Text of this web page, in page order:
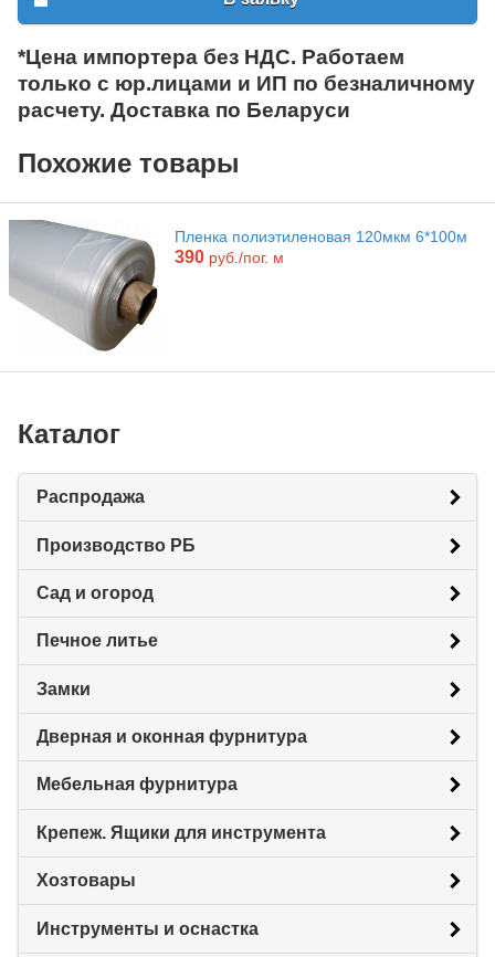
*Цена импортера без НДС. Работаем
только с юр.лицами и ИП по безналичному
расчету. Доставка по Беларуси
Похожие товары
Пленка полиэтиленовая 120мкм 6*100м
390 руб./пог. м
Каталог
Распродажа
Производство РБ
Сад и огород
Печное литье
Замки
Дверная и оконная фурнитура
Мебельная фурнитура
Крепеж. Ящики для инструмента
Хозтовары
Инструменты и оснастка